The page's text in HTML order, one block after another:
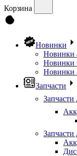
Корзина
Новинки
Новинки
Новинки
Новинки
Запчасти
Запчасти
Запчасти